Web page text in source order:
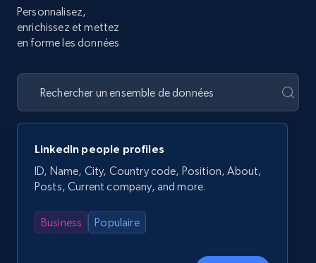
Personnalisez,
enrichissez et mettez
en forme les données
LinkedIn people profiles
ID, Name, City, Country code, Position, About,
Posts, Current company, and more.
Business Populaire